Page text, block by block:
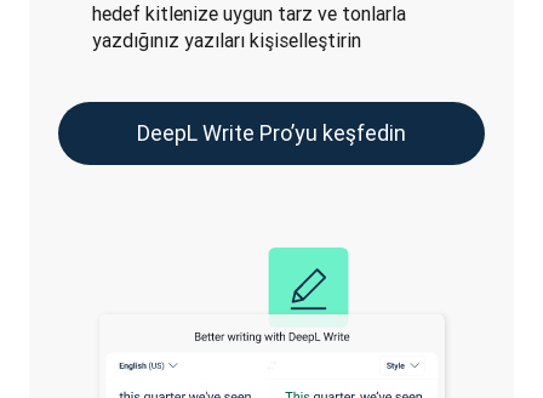
hedef kitlenize uygun tarz ve tonlarla
yazdığınız yazıları kişiselleştirin
DeepL Write Pro’yu keşfedin